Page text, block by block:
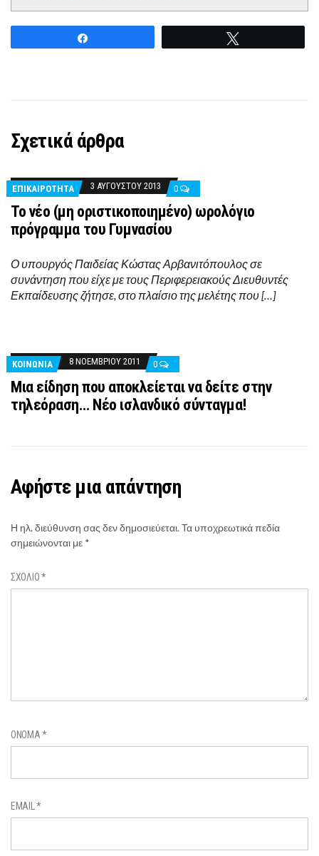
Σχετικά άρθρα
ΕΠΙΚΑΙΡΟΤΗΤΑ 3 ΑΥΓΟΎΣΤΟΥ 2013 0
Το νέο (μη οριστικοποιημένο) ωρολόγιο
πρόγραμμα του Γυμνασίου
Ο υπουργός Παιδείας Κώστας Αρβανιτόπουλος σε
συνάντηση που είχε με τους Περιφερειακούς Διευθυντές
Εκπαίδευσης ζήτησε, στο πλαίσιο της μελέτης που […]
ΚΟΙΝΩΝΊΑ 8 ΝΟΕΜΒΡΊΟΥ 2011 0
Μια είδηση που αποκλείεται να δείτε στην
τηλεόραση… Νέο ισλανδικό σύνταγμα!
Αφήστε μια απάντηση
Η ηλ. διεύθυνση σας δεν δημοσιεύεται.Τα υποχρεωτικά πεδία
σημειώνονται με *
ΣΧΌΛΙΟ*
ΌΝΟΜΑ*
EMAIL*